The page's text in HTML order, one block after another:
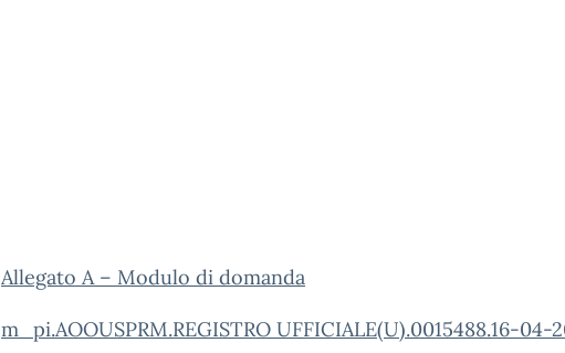
Allegato A – Modulo di domanda
m_pi.AOOUSPRM.REGISTRO UFFICIALE(U).0015488.16-04-